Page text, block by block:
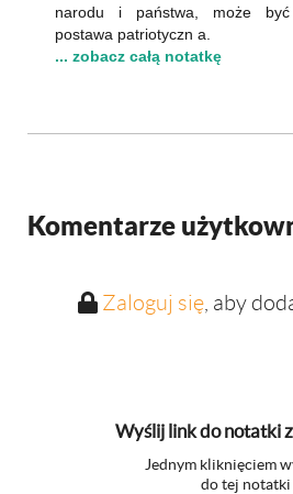
narodu i państwa, może
postawa patriotyczn a.
... zobacz całą notatkę
Komentarze
Zaloguj się, aby
Wyślij link do notatki
Jednym kliknięciem
do tej notatki